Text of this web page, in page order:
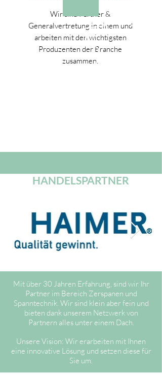
Wir sind Partner &
Generalvertretung in einem und
arbeiten mit den wichtigsten
Produzenten der Branche
zusammen.
HANDELSPARTNER
Mit über 30 Jahren Erfahrung, sind wir Ihr
Partner im Bereich Zerspanen und
Spanntechnik. Wir sind klein aber fein und
bieten dank unserem Netzwerk von
Partnern alles unter einem Dach.
Unsere Vision: Wir erarbeiten mit Ihnen
eine innovative Lösung und setzen diese für
Sie um.